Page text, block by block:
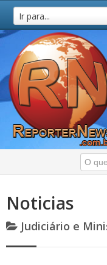
Ir para...
Noticias
Judiciário e